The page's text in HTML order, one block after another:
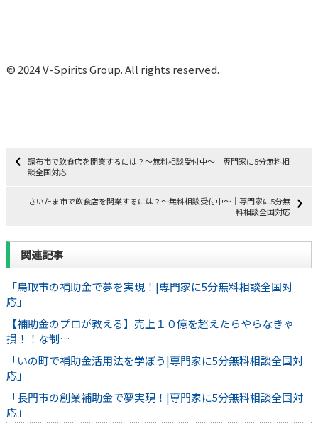
© 2024 V-Spirits Group. All rights reserved.
調布市で飲食店を開業するには？～無料相談受付中～｜専門家に5分無料相
談全国対応
さいたま市で飲食店を開業するには？～無料相談受付中～｜専門家に5分無
料相談全国対応
関連記事
「鳥取市の補助金で夢を実現！|専門家に5分無料相談全国対
応」
【補助金のプロが教える】売上１０億を超えたらやらなきゃ
損！！な制…
「いの町で補助金活用法を学ぼう|専門家に5分無料相談全国対
応」
「長門市の創業補助金で夢実現！|専門家に5分無料相談全国対
応」